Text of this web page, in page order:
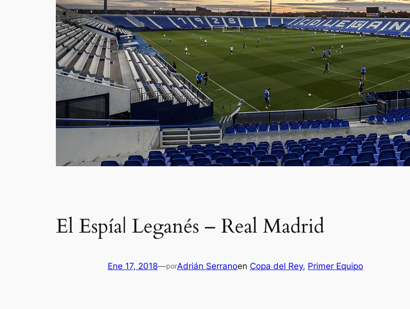
El Espía| Leganés – Real Madrid
Ene 17, 2018—porAdrián Serranoen Copa del Rey, Primer Equipo